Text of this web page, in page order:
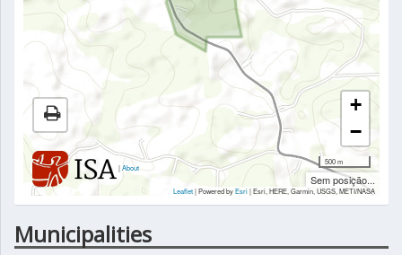
|About
+
−
500 m
Sem posição...
Leaflet| Powered byEsri|Esri, HERE, Garmin, USGS, METI/NASA
Municipalities